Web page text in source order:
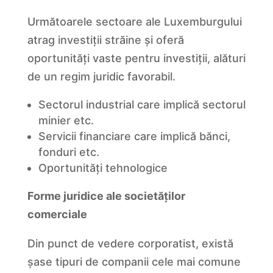
Următoarele sectoare ale Luxemburgului
atrag investiții străine și oferă
oportunități vaste pentru investiții, alături
de un regim juridic favorabil.
Sectorul industrial care implică sectorul
minier etc.
Servicii financiare care implică bănci,
fonduri etc.
Oportunități tehnologice
Forme juridice ale societăților
comerciale
Din punct de vedere corporatist, există
șase tipuri de companii cele mai comune